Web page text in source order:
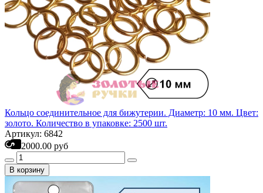
Кольцо соединительное для бижутерии. Диаметр: 10 мм. Цвет:
золото. Количество в упаковке: 2500 шт.
Артикул: 6842
2000.00 руб
В корзину